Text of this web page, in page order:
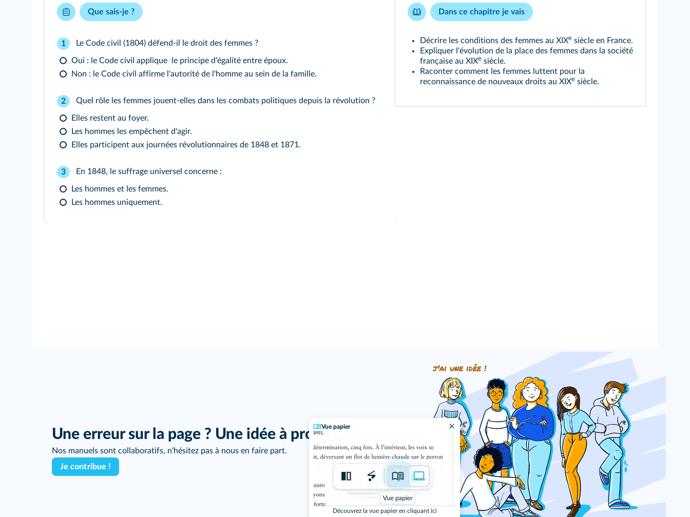
Vue papier
Découvrez la vue papier en cliquant ici
Que sais-je ?
1 Le Code civil (1804) défend-il le droit des femmes ?
Oui : le Code civil applique le principe d'égalité entre époux.
Non : le Code civil affirme l'autorité de l'homme au sein de la famille.
2 Quel rôle les femmes jouent-elles dans les combats politiques depuis la révolution ?
Elles restent au foyer.
Les hommes les empêchent d'agir.
Elles participent aux journées révolutionnaires de 1848 et 1871.
3 En 1848, le suffrage universel concerne :
Les hommes et les femmes.
Les hommes uniquement.
Dans ce chapitre je vais
Décrire les conditions des femmes au XIXesiècle en France.
Expliquer l'évolution de la place des femmes dans la société
française au XIXesiècle.
Raconter comment les femmes luttent pour la
reconnaissance de nouveaux droits au XIXesiècle.
Une erreur sur la page ? Une idée à proposer ?
Nos manuels sont collaboratifs, n'hésitez pas à nous en faire part.
Je contribue !
j'ai une idée !